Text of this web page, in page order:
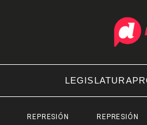
LEGISLATURA
REPRESIÓN